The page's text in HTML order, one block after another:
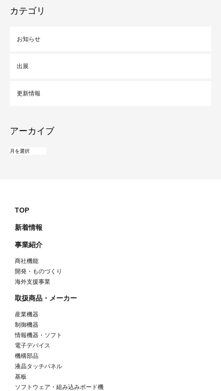
カテゴリ
お知らせ
出展
更新情報
アーカイブ
TOP
新着情報
事業紹介
商社機能
開発・ものづくり
海外支援事業
取扱商品・メーカー
産業機器
制御機器
情報機器・ソフト
電子デバイス
機構部品
液晶タッチパネル
基板
ソフトウェア・組み込みボード機